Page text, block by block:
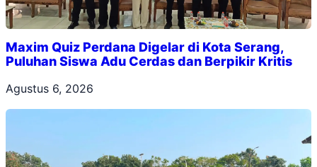
Maxim Quiz Perdana Digelar di Kota Serang,
Puluhan Siswa Adu Cerdas dan Berpikir Kritis
Agustus 6, 2026